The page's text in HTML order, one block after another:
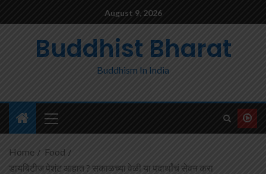
August 9, 2026
Buddhist Bharat
Buddhism In India
Home
Food
डायबिटीज पेशंट आहात ? सकाळच्या वेळी या पदार्थांचं सेवन करा